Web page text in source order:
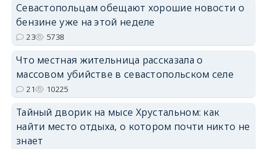
Севастопольцам обещают хорошие новости о
бензине уже на этой неделе
23 5738
Что местная жительница рассказала о
массовом убийстве в севастопольском селе
21 10225
Тайный дворик на мысе Хрустальном: как
найти место отдыха, о котором почти никто не
знает